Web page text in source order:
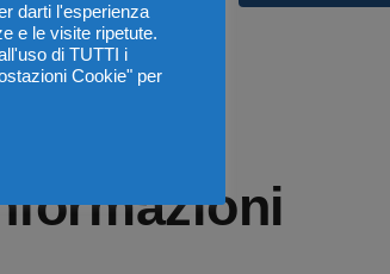
darti l'esperienza
e le visite ripetute.
di TUTTI i
Cookie" per